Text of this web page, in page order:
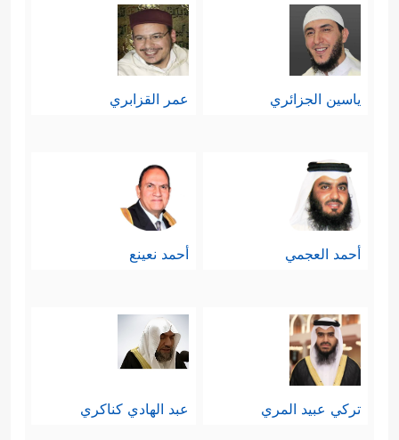
ياسين الجزائري عمر القزابري
أحمد العجمي أحمد نعينع
تركي عبيد المري عبد الهادي كناكري